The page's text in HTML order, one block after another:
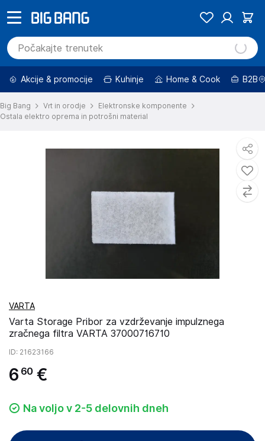
Akcije & promocije Kuhinje Home & Cook B2B
Big Bang Vrt in orodje
Elektronske komponente
Ostala elektro oprema in potrošni material
VARTA
Varta Storage Pribor za vzdrževanje impulznega
zračnega filtra VARTA 37000716710
ID: 21623166
6 60 €
Na voljo v 2-5 delovnih dneh